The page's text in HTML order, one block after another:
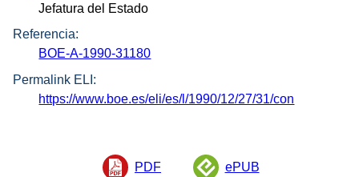
Jefatura del Estado
Referencia:
BOE-A-1990-31180
Permalink ELI:
https://www.boe.es/eli/es/l/1990/12/27/31/con
PDF ePUB